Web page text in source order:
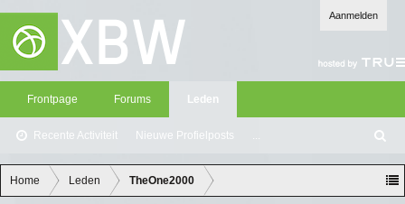
Aanmelden
Frontpage Forums Leden
Recente Activiteit Nieuwe Profielposts ...
oe
ke
n
Home Leden TheOne2000